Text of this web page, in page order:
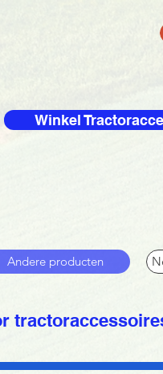
Winkel
Andere producten